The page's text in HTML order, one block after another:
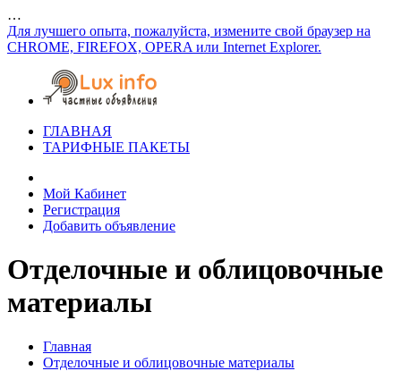
…
Для лучшего опыта, пожалуйста, измените свой браузер на
CHROME, FIREFOX, OPERA или Internet Explorer.
ГЛАВНАЯ
ТАРИФНЫЕ ПАКЕТЫ
Мой Кабинет
Регистрация
Добавить объявление
Отделочные и облицовочные
материалы
Главная
Отделочные и облицовочные материалы